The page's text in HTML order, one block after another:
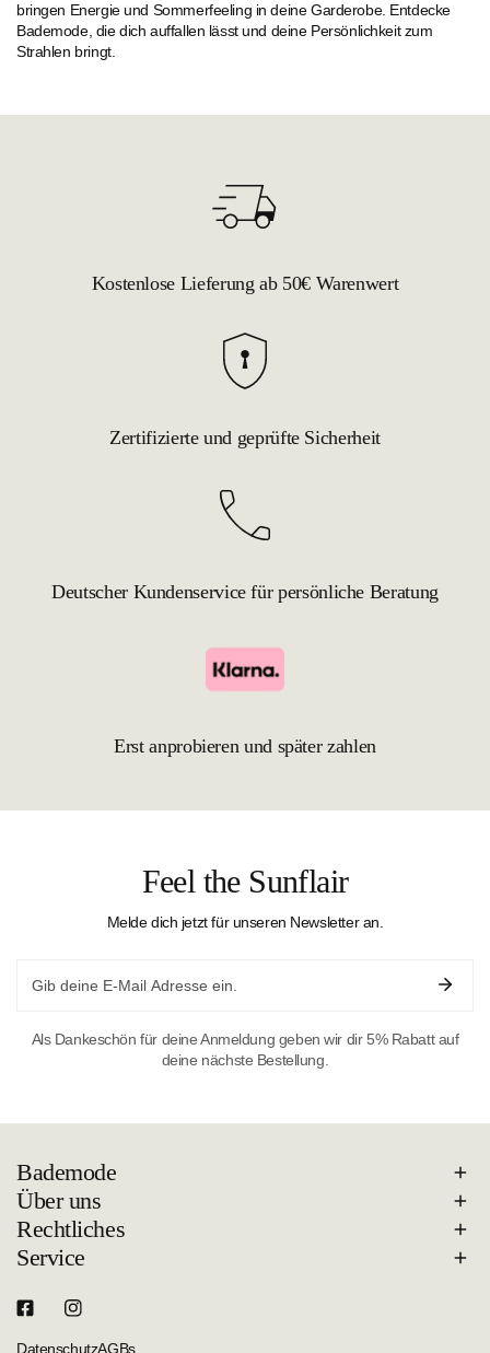
bringen Energie und Sommerfeeling in deine Garderobe. Entdecke
Bademode, die dich auffallen lässt und deine Persönlichkeit zum
Strahlen bringt.
Kostenlose Lieferung ab 50€ Warenwert
Zertifizierte und geprüfte Sicherheit
Deutscher Kundenservice für persönliche Beratung
Erst anprobieren und später zahlen
Feel the Sunflair
Melde dich jetzt für unseren Newsletter an.
Als Dankeschön für deine Anmeldung geben wir dir 5% Rabatt auf
deine nächste Bestellung.
Bademode
Über uns
Rechtliches
Service
DatenschutzAGBs